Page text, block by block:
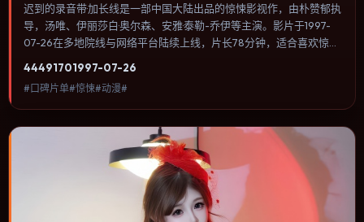
迟到的录音带·加长线是一部中国大陆出品的惊悚影视作，由朴赞郁执
导，汤唯、伊丽莎白·奥尔森、安雅·泰勒-乔伊等主演。影片于1997-
07-26在多地院线与网络平台陆续上线，片长78分钟，适合喜欢惊悚
节推进，节奏与视听语言统一，可作为休闲观影或类型片补片的选
择。
44491701997-07-26
#口碑片单#惊悚#动漫#